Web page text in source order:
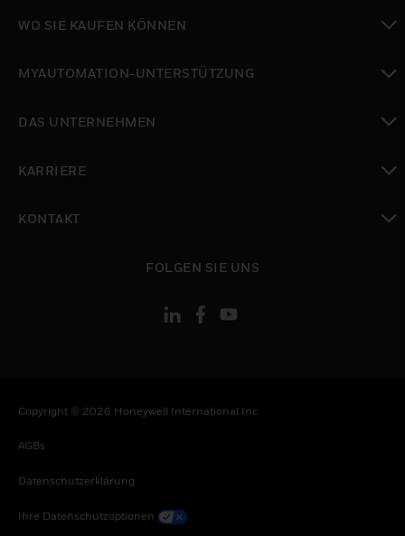
WO SIE KAUFEN KÖNNEN
MYAUTOMATION-UNTERSTÜTZUNG
DAS UNTERNEHMEN
KARRIERE
KONTAKT
FOLGEN SIE UNS
Copyright © 2026 Honeywell International Inc
AGBs
Datenschutzerklärung
Ihre Datenschutzoptionen